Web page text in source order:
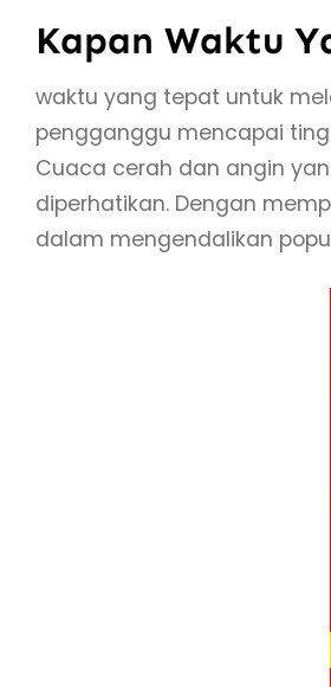
Kapan Waktu
waktu yang tepat untuk
pengganggu mencapai
Cuaca cerah dan angin
diperhatikan. Dengan
dalam mengendalikan